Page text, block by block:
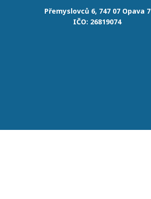
Přemyslovců 6, 747 07 Opava 7
IČO: 26819074